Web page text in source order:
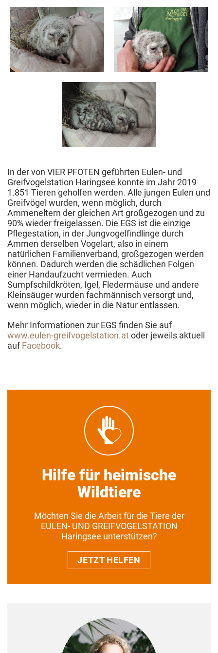
In der von VIER PFOTEN geführten Eulen- und
Greifvogelstation Haringsee konnte im Jahr 2019
1.851 Tieren geholfen werden. Alle jungen Eulen und
Greifvögel wurden, wenn möglich, durch
Ammeneltern der gleichen Art großgezogen und zu
90% wieder freigelassen. Die EGS ist die einzige
Pflegestation, in der Jungvogelfindlinge durch
Ammen derselben Vogelart, also in einem
natürlichen Familienverband, großgezogen werden
können. Dadurch werden die schädlichen Folgen
einer Handaufzucht vermieden. Auch
Sumpfschildkröten, Igel, Fledermäuse und andere
Kleinsäuger wurden fachmännisch versorgt und,
wenn möglich, wieder in die Natur entlassen.
Mehr Informationen zur EGS finden Sie auf
www.eulen-greifvogelstation.atoder jeweils aktuell
aufFacebook.
Hilfe für heimische
Wildtiere
Möchten Sie die Arbeit für die Tiere der
EULEN- UND GREIFVOGELSTATION
Haringsee unterstützen?
JETZT HELFEN